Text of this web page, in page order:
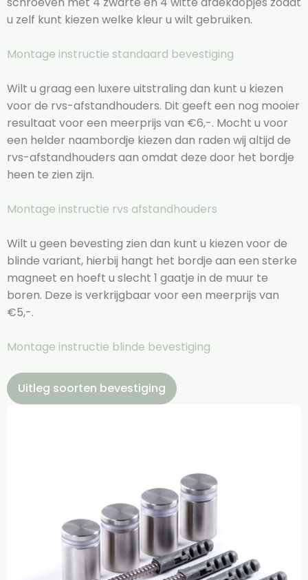
u zelf kunt kiezen welke kleur u wilt gebruiken.
Montage instructie standaard bevestiging
Wilt u graag een luxere uitstraling dan kunt u kiezen
voor de rvs-afstandhouders. Dit geeft een nog mooier
resultaat voor een meerprijs van €6,-. Mocht u voor
een helder naambordje kiezen dan raden wij altijd de
rvs-afstandhouders aan omdat deze door het bordje
heen te zien zijn.
Montage instructie rvs afstandhouders
Wilt u geen bevesting zien dan kunt u kiezen voor de
blinde variant, hierbij hangt het bordje aan een sterke
magneet en hoeft u slecht 1 gaatje in de muur te
boren. Deze is verkrijgbaar voor een meerprijs van
€5,-.
Montage instructie blinde bevestiging
Uitleg soorten bevestiging